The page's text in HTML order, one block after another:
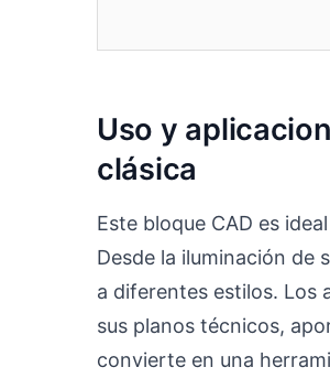
Uso y
clásica
Este bloque CAD es
Desde la iluminación de
a diferentes estilos. Los
sus planos técnicos,
convierte en una